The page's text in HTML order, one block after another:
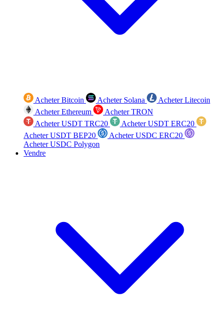
Acheter Bitcoin Acheter Solana
Acheter Litecoin
Acheter Ethereum
Acheter TRON
Acheter USDT TRC20
Acheter USDT ERC20
Acheter USDT BEP20
Acheter USDC ERC20
Acheter USDC Polygon
Vendre